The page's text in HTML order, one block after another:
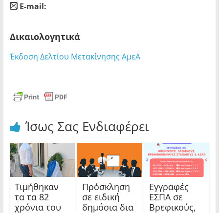
E-mail:
Δικαιολογητικά
Έκδοση Δελτίου Μετακίνησης ΑμεΑ
Ίσως Σας Ενδιαφέρει
Τιμήθηκαν
τα τα 82
χρόνια του
Πρόσκληση
σε ειδική
δημόσια δια
Εγγραφές
ΕΣΠΑ σε
Βρεφικούς,